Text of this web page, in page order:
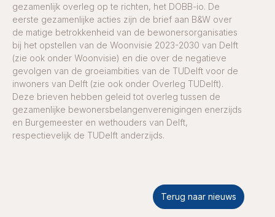
gezamenlijk overleg op te richten, het DOBB-io. De
eerste gezamenlijke acties zijn de brief aan B&W over
de matige betrokkenheid van de bewonersorganisaties
bij het opstellen van de Woonvisie 2023-2030 van Delft
(zie ook onder Woonvisie) en die over de negatieve
gevolgen van de groeiambities van de TUDelft voor de
inwoners van Delft (zie ook onder Overleg TUDelft).
Deze brieven hebben geleid tot overleg tussen de
gezamenlijke bewonersbelangenverenigingen enerzijds
en Burgemeester en wethouders van Delft,
respectievelijk de TUDelft anderzijds.
Terug naar nieuws